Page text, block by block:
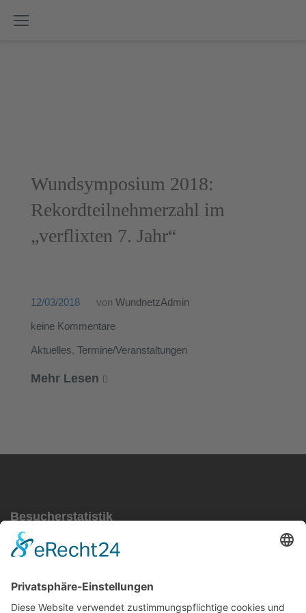
12.
März
2018
Wundsymposium 2018:
Rekordteilnehmerzahl im
„verflixten 7. Jahr“
12/03/2018 von WundnetzAdmin
keine Kommentare
Aktuelles, Termine/Veranstaltungen
Mehr Lesen
Besucherstatistik
111731
Besucher gesamt: